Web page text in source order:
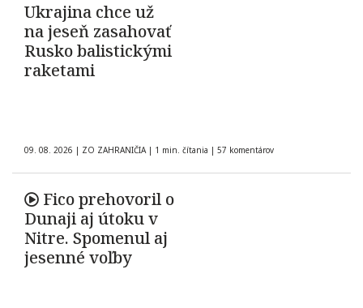
Ukrajina chce už
na jeseň zasahovať
Rusko balistickými
raketami
09. 08. 2026 | ZO ZAHRANIČIA | 1 min. čítania | 57 komentárov
Fico prehovoril o
Dunaji aj útoku v
Nitre. Spomenul aj
jesenné voľby